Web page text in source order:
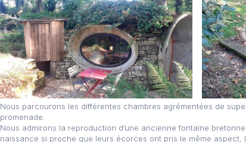
Nous parcourons les différentes chambres agrémentées de
promenade.
Nous admirons la reproduction d’une ancienne fontaine
naissance si proche que leurs écorces ont pris le même